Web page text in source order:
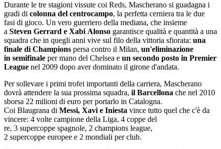
Durante le tre stagioni vissute coi Reds, Mascherano si guadagna i
gradi di colonna del centrocampo, la perfetta cerniera tra le due
fasi di gioco. Un vero guerriero della mediana, che insieme
a Steven Gerrard e Xabi Alonso garantisce qualità e quantità a una
squadra che in quegli anni vive sul filo della vittoria sfiorata: una
finale di Champions persa contro il Milan, un'eliminazione
in semifinale per mano del Chelsea e un secondo posto in Premier
League nel 2009 dopo aver dominato il girone d'andata.
Per sollevare i primi trofei importanti della carriera, Mascherano
dovrà attendere la sua prossima squadra, il Barcellona che nel 2010
sborsa 22 milioni di euro per portarlo in Catalogna.
Coi Blaugrana di Messi, Xavi e Iniesta vince tutto quel che c'è da
vincere: 4 volte campione della Liga, 4 coppe del
re, 3 supercoppe spagnole, 2 champions league,
2 supercoppe europee e 2 mondiali per club.